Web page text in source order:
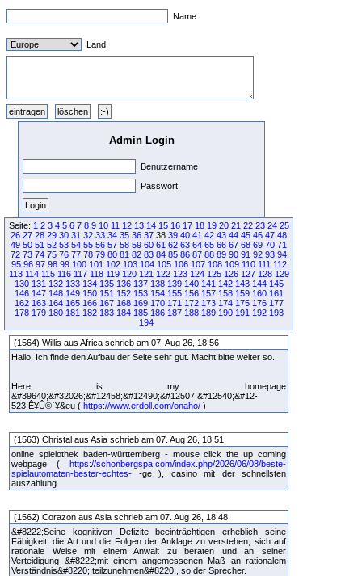
Name
Land
Admin Login
Benutzername
Passwort
Seite: 1 2 3 4 5 6 7 8 9 10 11 12 13 14 15 16 17 18 19 20 21 22 23 24 25
26 27 28 29 30 31 32 33 34 35 36 37 38 39 40 41 42 43 44 45 46 47 48
49 50 51 52 53 54 55 56 57 58 59 60 61 62 63 64 65 66 67 68 69 70 71
72 73 74 75 76 77 78 79 80 81 82 83 84 85 86 87 88 89 90 91 92 93 94
95 96 97 98 99 100 101 102 103 104 105 106 107 108 109 110 111 112
113 114 115 116 117 118 119 120 121 122 123 124 125 126 127 128 129
130 131 132 133 134 135 136 137 138 139 140 141 142 143 144 145
146 147 148 149 150 151 152 153 154 155 156 157 158 159 160 161
162 163 164 165 166 167 168 169 170 171 172 173 174 175 176 177
178 179 180 181 182 183 184 185 186 187 188 189 190 191 192 193
194
(1564) Willis aus Africa schrieb am 07. Aug 26, 18:56
Hallo, Ich finde den Aufbau der Seite sehr gut. Macht bitte weiter so.
Here is my homepage
&#39640;&#32026;&#12458;&#12490;&#12507;&#12540;&#12-
523;Ê¥Û©`¥&eu ( https://www.erdoll.com/onaho/ )
(1563) Christal aus Asia schrieb am 07. Aug 26, 18:51
online spielothek baden-württemberg - mouse click the up coming
webpage ( https://schonbergspa.com/index.php/2026/06/08/beste-
spielautomaten-bester-echtes- -ge ), casino mit der schnellsten
auszahlung
(1562) Corazon aus Asia schrieb am 07. Aug 26, 18:48
&#8222;Seine kognitiven Defizite beeinträchtigen erheblich seine
Fähigkeit, die Art und die Folgen der Anklage zu verstehen, sich auf
rationale Weise mit einem Anwalt zu beraten und an seiner
Verteidigung &#8222;mit einem angemessenen Maß an rationalem
Verständnis&#8220; teilzunehmen&#8220;, so der Sprecher.